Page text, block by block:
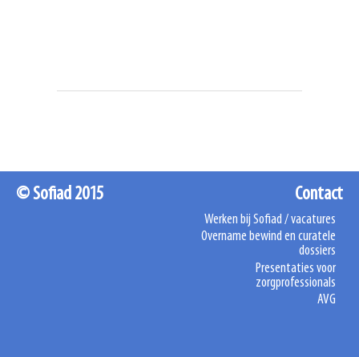
© Sofiad 2015 Contact
Werken bij Sofiad / vacatures
Overname bewind en curatele
dossiers
Presentaties voor
zorgprofessionals
AVG